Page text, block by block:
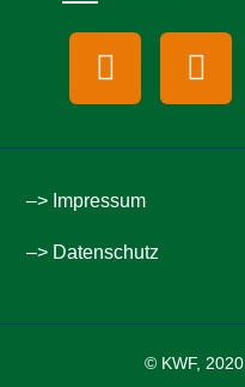
–> Impressum
–> Datenschutz
© KWF,